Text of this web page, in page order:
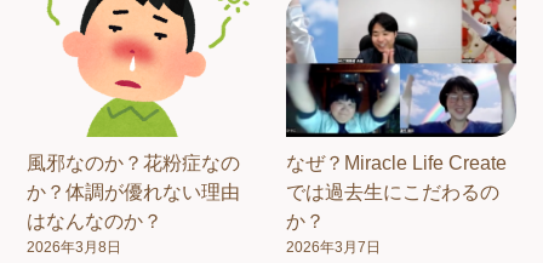
風邪なのか？花粉症なの
か？体調が優れない理由
はなんなのか？
2026年3月8日
なぜ？Miracle Life Create
では過去生にこだわるの
か？
2026年3月7日